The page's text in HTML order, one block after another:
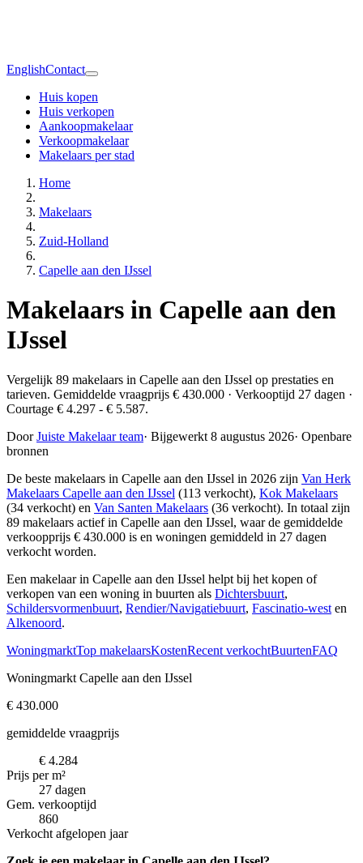
EnglishContact
Huis kopen
Huis verkopen
Aankoopmakelaar
Verkoopmakelaar
Makelaars per stad
Home
Makelaars
Zuid-Holland
Capelle aan den IJssel
Makelaars in Capelle aan den
IJssel
Vergelijk 89 makelaars in Capelle aan den IJssel op prestaties en
tarieven. Gemiddelde vraagprijs € 430.000 · Verkooptijd 27 dagen ·
Courtage € 4.297 - € 5.587.
DoorJuiste Makelaar team· Bijgewerkt 8 augustus 2026· Openbare
bronnen
De beste makelaars in Capelle aan den IJssel in 2026 zijn Van Herk
Makelaars Capelle aan den IJssel (113 verkocht), Kok Makelaars
(34 verkocht) en Van Santen Makelaars (36 verkocht). In totaal zijn
89 makelaars actief in Capelle aan den IJssel, waar de gemiddelde
verkoopprijs € 430.000 is en woningen gemiddeld in 27 dagen
verkocht worden.
Een makelaar in Capelle aan den IJssel helpt bij het kopen of
verkopen van een woning in buurten als Dichtersbuurt,
Schildersvormenbuurt, Rendier/Navigatiebuurt, Fascinatio-west en
Alkenoord.
WoningmarktTop makelaarsKostenRecent verkochtBuurtenFAQ
Woningmarkt Capelle aan den IJssel
€ 430.000
gemiddelde vraagprijs
€ 4.284
Prijs per m²
27 dagen
Gem. verkooptijd
860
Verkocht afgelopen jaar